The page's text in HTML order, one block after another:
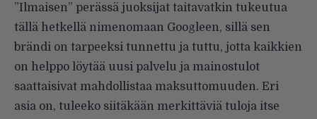
”Ilmaisen” perässä juoksijat taitavatkin tukeutua
tällä hetkellä nimenomaan Googleen, sillä sen
brändi on tarpeeksi tunnettu ja tuttu, jotta kaikkien
on helppo löytää uusi palvelu ja mainostulot
saattaisivat mahdollistaa maksuttomuuden. Eri
asia on, tuleeko siitäkään merkittäviä tuloja itse